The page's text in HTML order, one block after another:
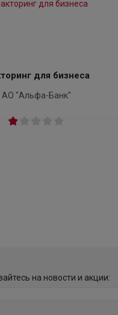
для бизнеса
АО "Альфа-Банк"
на новости и акции: